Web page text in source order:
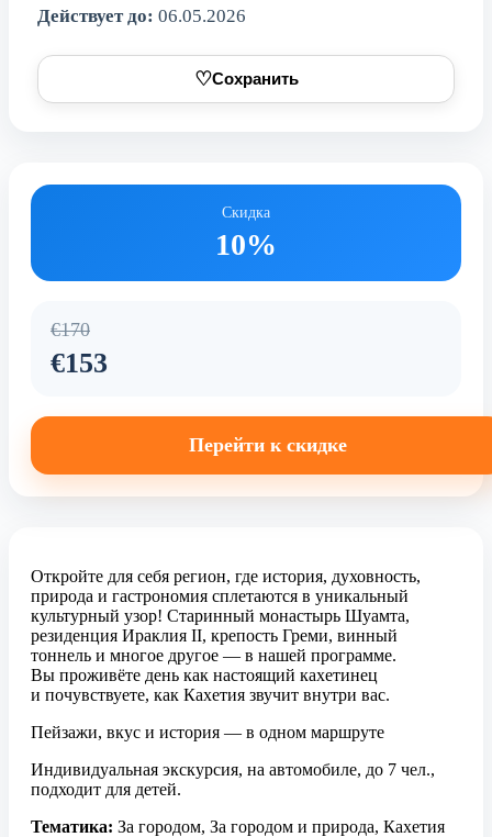
Действует до: 06.05.2026
♡Сохранить
Скидка
10%
€170
€153
Перейти к скидке
Откройте для себя регион, где история, духовность,
природа и гастрономия сплетаются в уникальный
культурный узор! Старинный монастырь Шуамта,
резиденция Ираклия II, крепость Греми, винный
тоннель и многое другое — в нашей программе.
Вы проживёте день как настоящий кахетинец
и почувствуете, как Кахетия звучит внутри вас.
Пейзажи, вкус и история — в одном маршруте
Индивидуальная экскурсия, на автомобиле, до 7 чел.,
подходит для детей.
Тематика: За городом, За городом и природа, Кахетия